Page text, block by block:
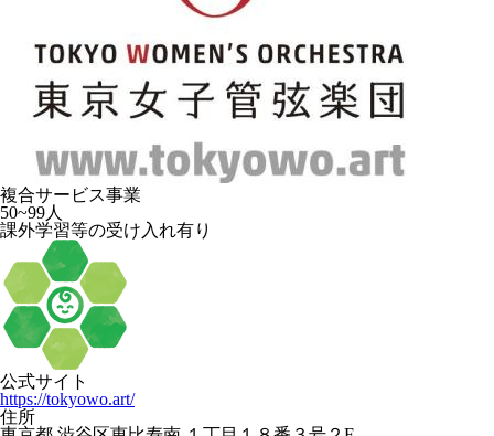
複合サービス事業
50~99人
課外学習等の受け入れ有り
公式サイト
https://tokyowo.art/
住所